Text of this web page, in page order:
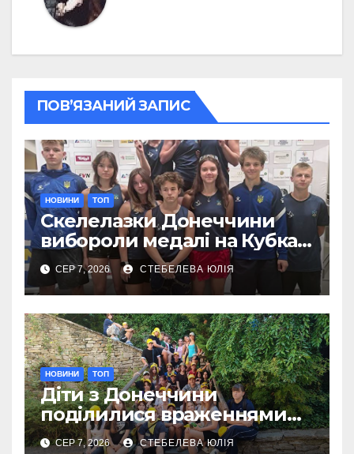
ПОВ’ЯЗАНИЙ ЗАПИС
НОВИНИ ТОП
Скелелазки Донеччини
вибороли медалі на Кубках
Європи в Австрії
СЕР 7, 2026 СТЕБЕЛЕВА ЮЛІЯ
НОВИНИ ТОП
Діти з Донеччини
поділилися враженнями
від відпочинку в Польщі
СЕР 7, 2026 СТЕБЕЛЕВА ЮЛІЯ